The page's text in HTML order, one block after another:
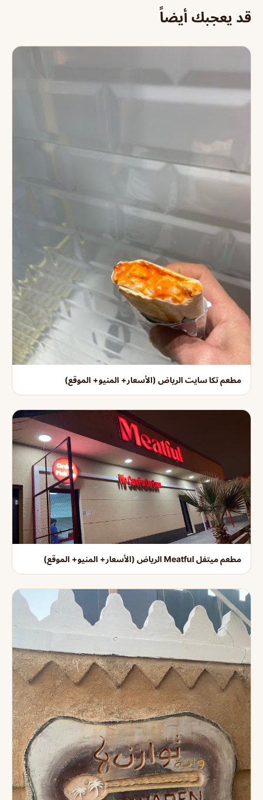
قد يعجبك أيضاً
مطعم تكا سايت الرياض (الأسعار+ المنيو+ الموقع)
مطعم ميتفل Meatful الرياض (الأسعار+ المنيو+ الموقع)